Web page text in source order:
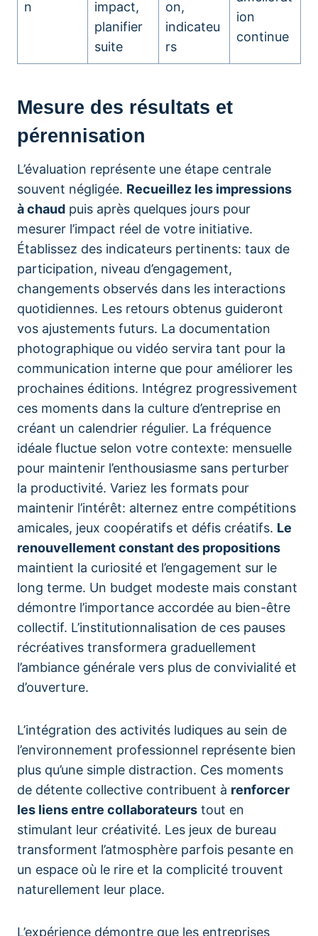
n
impact,
planifier
suite
on,
indicateu
rs
ion
continue
Mesure des résultats et
pérennisation
L’évaluation représente une étape centrale
souvent négligée. Recueillez les impressions
à chaud puis après quelques jours pour
mesurer l’impact réel de votre initiative.
Établissez des indicateurs pertinents: taux de
participation, niveau d’engagement,
changements observés dans les interactions
quotidiennes. Les retours obtenus guideront
vos ajustements futurs. La documentation
photographique ou vidéo servira tant pour la
communication interne que pour améliorer les
prochaines éditions. Intégrez progressivement
ces moments dans la culture d’entreprise en
créant un calendrier régulier. La fréquence
idéale fluctue selon votre contexte: mensuelle
pour maintenir l’enthousiasme sans perturber
la productivité. Variez les formats pour
maintenir l’intérêt: alternez entre compétitions
amicales, jeux coopératifs et défis créatifs. Le
renouvellement constant des propositions
maintient la curiosité et l’engagement sur le
long terme. Un budget modeste mais constant
démontre l’importance accordée au bien-être
collectif. L’institutionnalisation de ces pauses
récréatives transformera graduellement
l’ambiance générale vers plus de convivialité et
d’ouverture.
L’intégration des activités ludiques au sein de
l’environnement professionnel représente bien
plus qu’une simple distraction. Ces moments
de détente collective contribuent à renforcer
les liens entre collaborateurs tout en
stimulant leur créativité. Les jeux de bureau
transforment l’atmosphère parfois pesante en
un espace où le rire et la complicité trouvent
naturellement leur place.
L’expérience démontre que les entreprises